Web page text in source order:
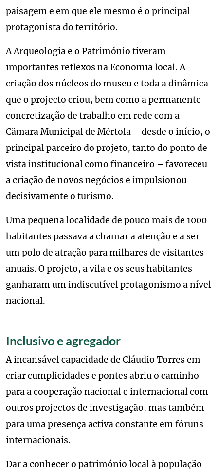
paisagem e em que ele mesmo é o principal
protagonista do território.
A Arqueologia e o Património tiveram
importantes reflexos na Economia local. A
criação dos núcleos do museu e toda a dinâmica
que o projecto criou, bem como a permanente
concretização de trabalho em rede com a
Câmara Municipal de Mértola – desde o início, o
principal parceiro do projeto, tanto do ponto de
vista institucional como financeiro – favoreceu
a criação de novos negócios e impulsionou
decisivamente o turismo.
Uma pequena localidade de pouco mais de 1000
habitantes passava a chamar a atenção e a ser
um polo de atração para milhares de visitantes
anuais. O projeto, a vila e os seus habitantes
ganharam um indiscutível protagonismo a nível
nacional.
Inclusivo e agregador
A incansável capacidade de Cláudio Torres em
criar cumplicidades e pontes abriu o caminho
para a cooperação nacional e internacional com
outros projectos de investigação, mas também
para uma presença activa constante em fóruns
internacionais.
Dar a conhecer o património local à população